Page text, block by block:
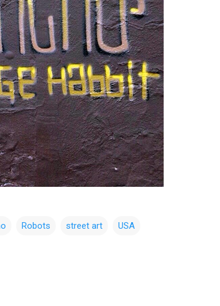
Robots street art USA